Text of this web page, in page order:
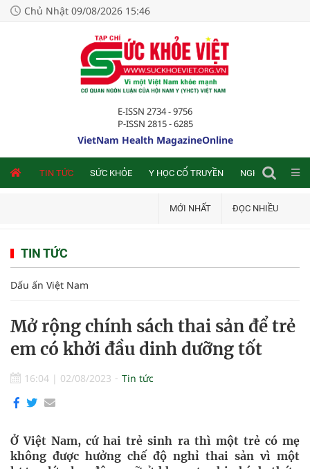
Chủ Nhật 09/08/2026 15:46
E-ISSN 2734 - 9756
P-ISSN 2815 - 6285
VietNam Health MagazineOnline
TIN TỨC SỨC KHỎE Y HỌC CỔ TRUYỀN NGHIÊN CỨU
MỚI NHẤT ĐỌC NHIỀU
TIN TỨC
Dấu ấn Việt Nam
Mở rộng chính sách thai sản để trẻ
em có khởi đầu dinh dưỡng tốt
16:04 | 02/08/2023 Tin tức
Ở Việt Nam, cứ hai trẻ sinh ra thì một trẻ có mẹ
không được hưởng chế độ nghỉ thai sản vì một